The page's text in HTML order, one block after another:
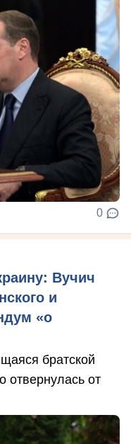
0
Вучич
и
«о
братской
отвернулась от